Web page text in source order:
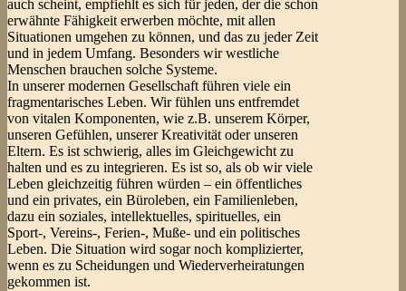
auch scheint, empfiehlt es sich für jeden, der die schon
erwähnte Fähigkeit erwerben möchte, mit allen
Situationen umgehen zu können, und das zu jeder Zeit
und in jedem Umfang. Besonders wir westliche
Menschen brauchen solche Systeme.
In unserer modernen Gesellschaft führen viele ein
fragmentarisches Leben. Wir fühlen uns entfremdet
von vitalen Komponenten, wie z.B. unserem Körper,
unseren Gefühlen, unserer Kreativität oder unseren
Eltern. Es ist schwierig, alles im Gleichgewicht zu
halten und es zu integrieren. Es ist so, als ob wir viele
Leben gleichzeitig führen würden – ein öffentliches
und ein privates, ein Büroleben, ein Familienleben,
dazu ein soziales, intellektuelles, spirituelles, ein
Sport-, Vereins-, Ferien-, Muße- und ein politisches
Leben. Die Situation wird sogar noch komplizierter,
wenn es zu Scheidungen und Wiederverheiratungen
gekommen ist.